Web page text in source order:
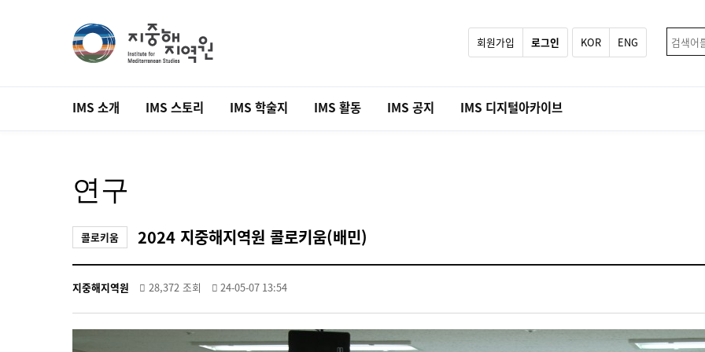
회원가입 로그인 KOR ENG
IMS 소개 IMS 스토리 IMS 학술지 IMS 활동 IMS 공지 IMS 디지털아카이브
연구
콜로키움 2024 지중해지역원 콜로키움(배민)
지중해지역원 28,372 조회 24-05-07 13:54